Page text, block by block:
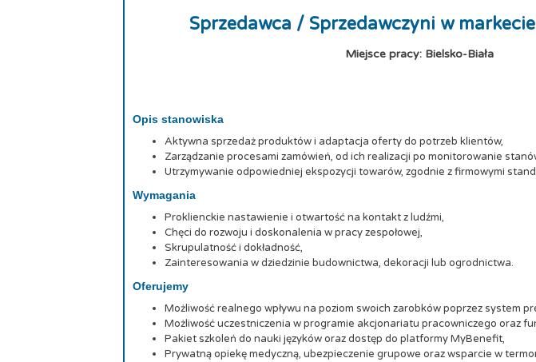
Sprzedawca / Sprzedawczyni w
Miejsce pracy: Bielsko-Biała
Opis stanowiska
Aktywna sprzedaż produktów i adaptacja oferty do potrzeb klientów,
Zarządzanie procesami zamówień, od ich realizacji po monitorowanie
Utrzymywanie odpowiedniej ekspozycji towarów, zgodnie z firmowymi
Wymagania
Proklienckie nastawienie i otwartość na kontakt z ludźmi,
Chęci do rozwoju i doskonalenia w pracy zespołowej,
Skrupulatność i dokładność,
Zainteresowania w dziedzinie budownictwa, dekoracji lub ogrodnictwa.
Oferujemy
Możliwość realnego wpływu na poziom swoich zarobków poprzez system
Możliwość uczestniczenia w programie akcjonariatu pracowniczego oraz
Pakiet szkoleń do nauki języków oraz dostęp do platformy MyBenefit,
Prywatną opiekę medyczną, ubezpieczenie grupowe oraz wsparcie w